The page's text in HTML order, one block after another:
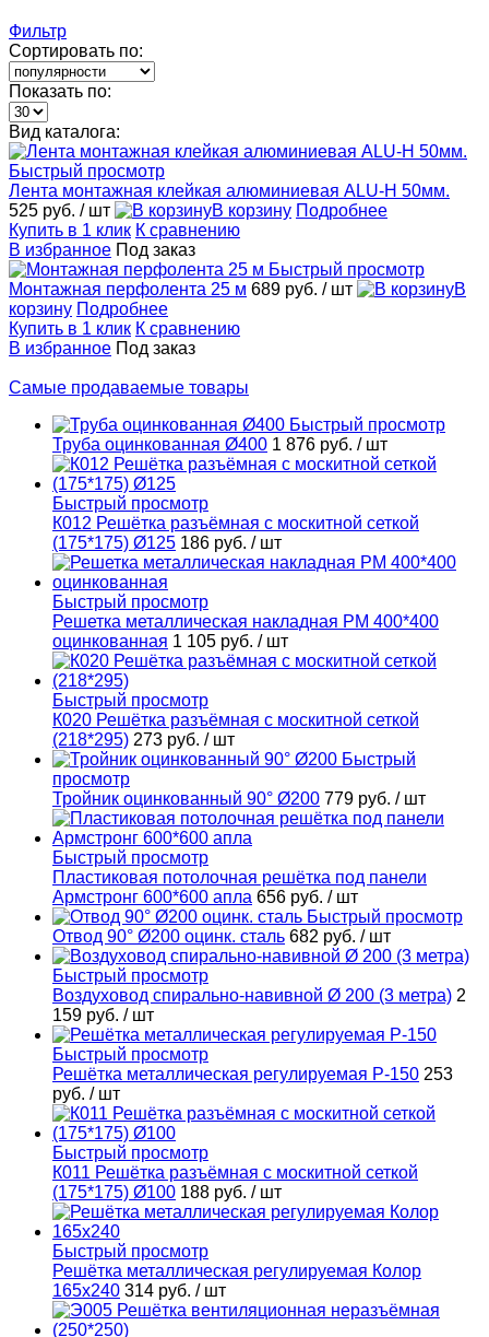
Фильтр
Сортировать по:
Показать по:
Вид каталога:
Быстрый просмотр
Лента монтажная клейкая алюминиевая ALU-H 50мм.
525 руб. / шт В корзину Подробнее
Купить в 1 клик К сравнению
В избранное Под заказ
Быстрый просмотр
Монтажная перфолента 25 м 689 руб. / шт
В
корзину Подробнее
Купить в 1 клик К сравнению
В избранное Под заказ
Самые продаваемые товары
Быстрый просмотр
Труба оцинкованная Ø400 1 876 руб. / шт
Быстрый просмотр
К012 Решётка разъёмная с москитной сеткой
(175*175) Ø125 186 руб. / шт
Быстрый просмотр
Решетка металлическая накладная РМ 400*400
оцинкованная 1 105 руб. / шт
Быстрый просмотр
К020 Решётка разъёмная с москитной сеткой
(218*295) 273 руб. / шт
Быстрый
просмотр
Тройник оцинкованный 90° Ø200 779 руб. / шт
Быстрый просмотр
Пластиковая потолочная решётка под панели
Армстронг 600*600 апла 656 руб. / шт
Быстрый просмотр
Отвод 90° Ø200 оцинк. сталь 682 руб. / шт
Быстрый просмотр
Воздуховод спирально-навивной Ø 200 (3 метра) 2
159 руб. / шт
Быстрый просмотр
Решётка металлическая регулируемая Р-150 253
руб. / шт
Быстрый просмотр
К011 Решётка разъёмная с москитной сеткой
(175*175) Ø100 188 руб. / шт
Быстрый просмотр
Решётка металлическая регулируемая Колор
165х240 314 руб. / шт